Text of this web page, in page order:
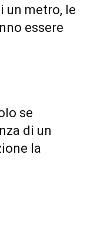
un metro, le
essere
se
di un
la